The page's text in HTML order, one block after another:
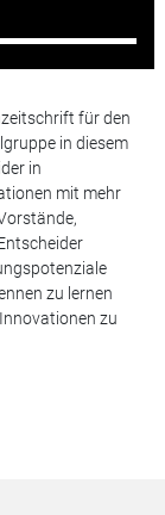
für den
in diesem
in
mit mehr
zu lernen
zu